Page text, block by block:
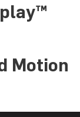
Motion